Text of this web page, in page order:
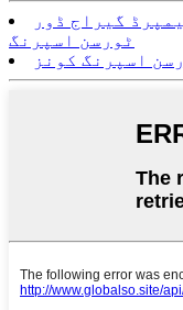
گیراج ڈور
ٹورسن اسپرنگ